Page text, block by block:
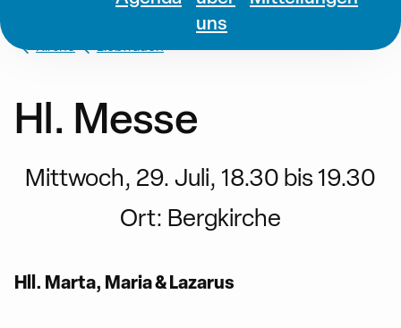
uns
Kirche Liebfrauen
Hl. Messe
Mittwoch, 29. Juli, 18.30 bis 19.30
Ort: Bergkirche
Hll. Marta, Maria & Lazarus